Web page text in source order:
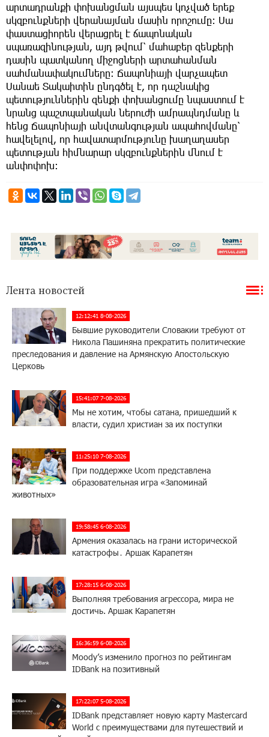
արտադրանքի փոխանցման այսպես կոչված երեք
սկզբունքների վերանայման մասին որոշումը։ Սա
փաստացիորեն վերացրել է ճապոնական
սպառազինության, այդ թվում՝ մահաբեր զենքերի
դասին պատկանող միջոցների արտահանման
սահմանափակումները։ Ճապոնիայի վարչապետ
Սանաե Տակաիտին ընդգծել է, որ դաշնակից
պետություններին զենքի փոխանցումը նպաստում է
նրանց պաշտպանական ներուժի ամրապնդմանը և
հենց Ճապոնիայի անվտանգության ապահովմանը՝
հավելելով, որ հավատարմությունը խաղաղասեր
պետության հիմնարար սկզբունքներին մնում է
անփոփոխ։
Лента новостей
12:12:41 8-08-2026
Бывшие руководители Словакии требуют от
Никола Пашиняна прекратить политические
преследования и давление на Армянскую Апостольскую
Церковь
15:41:07 7-08-2026
Мы не хотим, чтобы сатана, пришедший к
власти, судил христиан за их поступки
11:25:10 7-08-2026
При поддержке Ucom представлена
образовательная игра «Запоминай
животных»
19:58:45 6-08-2026
Армения оказалась на грани исторической
катастрофы․ Аршак Карапетян
17:28:15 6-08-2026
Выполняя требования агрессора, мира не
достичь. Аршак Карапетян
16:36:59 6-08-2026
Moody’s изменило прогноз по рейтингам
IDBank на позитивный
17:22:07 5-08-2026
IDBank представляет новую карту Mastercard
World с преимуществами для путешествий и